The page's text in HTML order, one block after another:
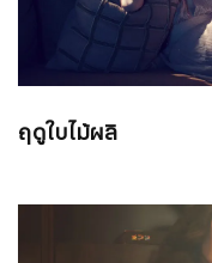
ฤดูใบไม้ผลิ